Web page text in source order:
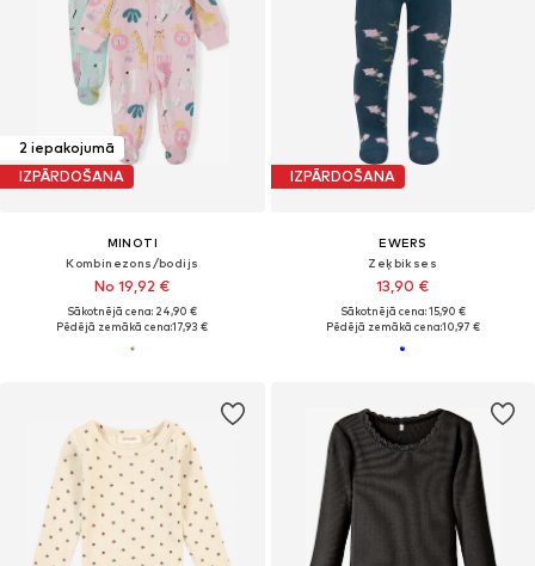
2 iepakojumā
IZPĀRDOŠANA
MINOTI
Kombinezons/bodijs
No 19,92 €
Sākotnējā cena: 24,90 €
Pēdējā zemākā cena:17,93 €
IZPĀRDOŠANA
EWERS
Zeķbikses
13,90 €
Sākotnējā cena: 15,90 €
Pēdējā zemākā cena:10,97 €